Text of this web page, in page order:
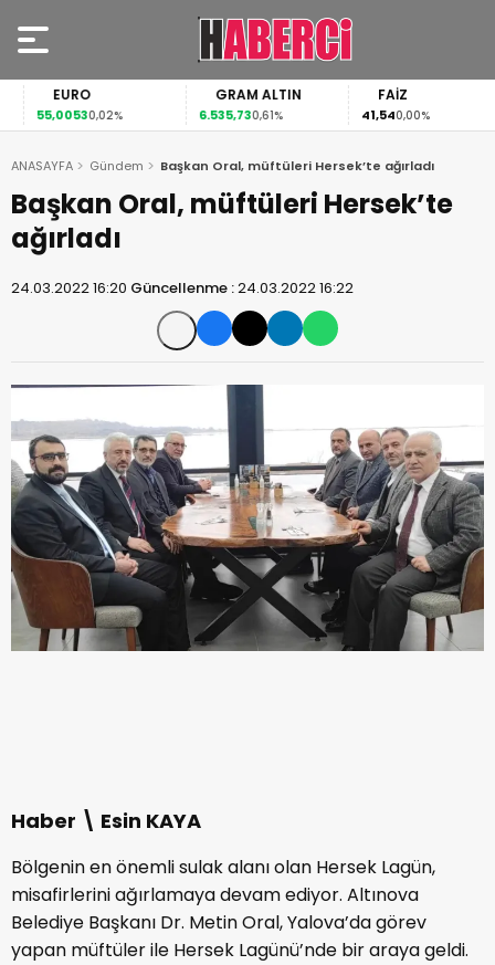
EURO
55,00530,02%
GRAM ALTIN
6.535,730,61%
FAİZ
41,540,00%
ANASAYFA Gündem Başkan Oral, müftüleri Hersek’te ağırladı
Başkan Oral, müftüleri Hersek’te
ağırladı
24.03.2022 16:20 Güncellenme :24.03.2022 16:22
Haber \ Esin KAYA
Bölgenin en önemli sulak alanı olan Hersek Lagün,
misafirlerini ağırlamaya devam ediyor. Altınova
Belediye Başkanı Dr. Metin Oral, Yalova’da görev
yapan müftüler ile Hersek Lagünü’nde bir araya geldi.